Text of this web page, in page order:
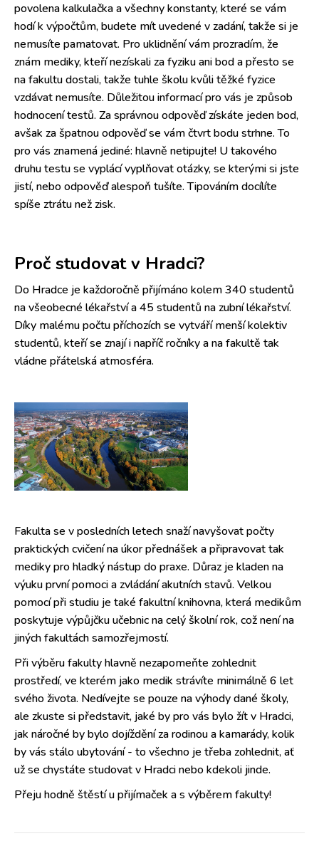
povolena kalkulačka a všechny konstanty, které se vám
hodí k výpočtům, budete mít uvedené v zadání, takže si je
nemusíte pamatovat. Pro uklidnění vám prozradím, že
znám mediky, kteří nezískali za fyziku ani bod a přesto se
na fakultu dostali, takže tuhle školu kvůli těžké fyzice
vzdávat nemusíte. Důležitou informací pro vás je způsob
hodnocení testů. Za správnou odpověď získáte jeden bod,
avšak za špatnou odpověď se vám čtvrt bodu strhne. To
pro vás znamená jediné: hlavně netipujte! U takového
druhu testu se vyplácí vyplňovat otázky, se kterými si jste
jistí, nebo odpověď alespoň tušíte. Tipováním docílíte
spíše ztrátu než zisk.
Proč studovat v Hradci?
Do Hradce je každoročně přijímáno kolem 340 studentů
na všeobecné lékařství a 45 studentů na zubní lékařství.
Díky malému počtu příchozích se vytváří menší kolektiv
studentů, kteří se znají i napříč ročníky a na fakultě tak
vládne přátelská atmosféra.
Fakulta se v posledních letech snaží navyšovat počty
praktických cvičení na úkor přednášek a připravovat tak
mediky pro hladký nástup do praxe. Důraz je kladen na
výuku první pomoci a zvládání akutních stavů. Velkou
pomocí při studiu je také fakultní knihovna, která medikům
poskytuje výpůjčku učebnic na celý školní rok, což není na
jiných fakultách samozřejmostí.
Při výběru fakulty hlavně nezapomeňte zohlednit
prostředí, ve kterém jako medik strávíte minimálně 6 let
svého života. Nedívejte se pouze na výhody dané školy,
ale zkuste si představit, jaké by pro vás bylo žít v Hradci,
jak náročné by bylo dojíždění za rodinou a kamarády, kolik
by vás stálo ubytování - to všechno je třeba zohlednit, ať
už se chystáte studovat v Hradci nebo kdekoli jinde.
Přeju hodně štěstí u přijímaček a s výběrem fakulty!